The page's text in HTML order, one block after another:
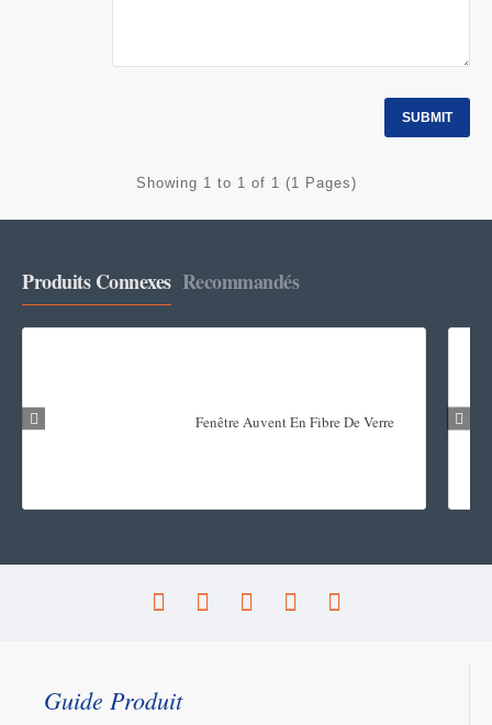
SUBMIT
Showing 1 to 1 of 1 (1 Pages)
Produits Connexes Recommandés
Fenêtre Auvent En Fibre De Verre
Guide Produit